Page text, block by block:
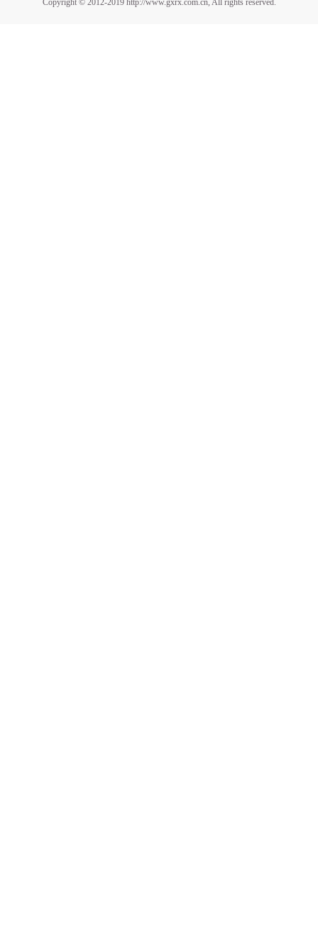
Copyright © 2012-2019 http://www.gxrx.com.cn, All rights reserved.